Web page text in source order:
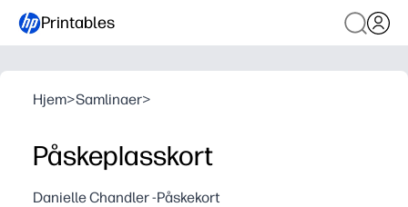
Printables
Hjem>Samlinaer>
Påskeplasskort
Danielle Chandler -Påskekort